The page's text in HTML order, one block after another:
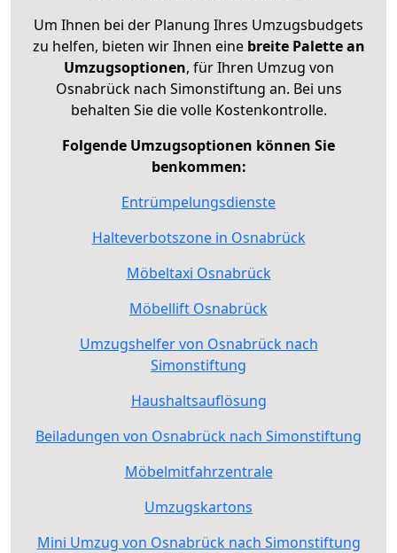
Um Ihnen bei der Planung Ihres Umzugsbudgets
zu helfen, bieten wir Ihnen eine breite Palette an
Umzugsoptionen, für Ihren Umzug von
Osnabrück nach Simonstiftung an. Bei uns
behalten Sie die volle Kostenkontrolle.
Folgende Umzugsoptionen können Sie
benkommen:
Entrümpelungsdienste
Halteverbotszone in Osnabrück
Möbeltaxi Osnabrück
Möbellift Osnabrück
Umzugshelfer von Osnabrück nach
Simonstiftung
Haushaltsauflösung
Beiladungen von Osnabrück nach Simonstiftung
Möbelmitfahrzentrale
Umzugskartons
Mini Umzug von Osnabrück nach Simonstiftung